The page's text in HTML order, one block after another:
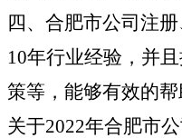
四、合肥市公司注
10年行业经验，并
策等，能够有效的
关于2022年合肥市